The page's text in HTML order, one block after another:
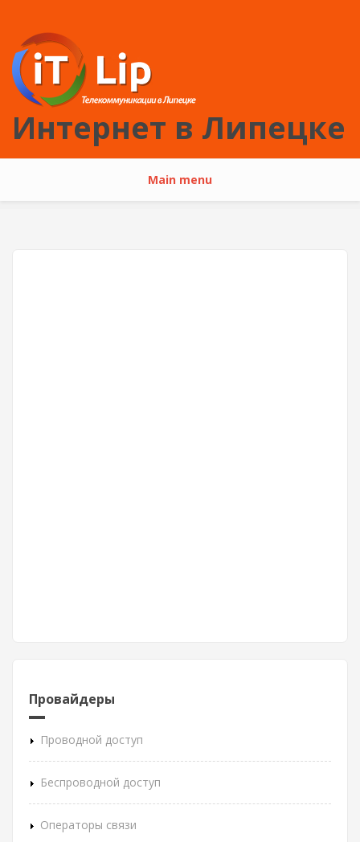
Интернет в Липецке
Main menu
Провайдеры
Проводной доступ
Беспроводной доступ
Операторы связи